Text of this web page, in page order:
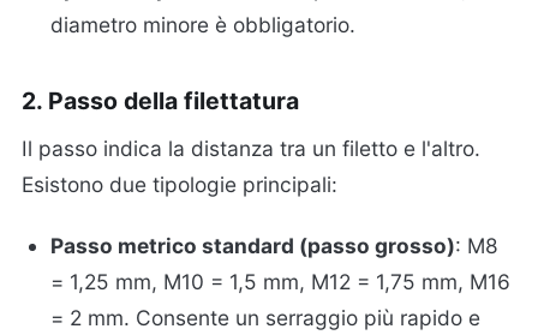
diametro minore è obbligatorio.
2. Passo della filettatura
Il passo indica la distanza tra un filetto e l'altro.
Esistono due tipologie principali:
Passo metrico standard (passo grosso): M8
= 1,25 mm, M10 = 1,5 mm, M12 = 1,75 mm, M16
= 2 mm. Consente un serraggio più rapido e